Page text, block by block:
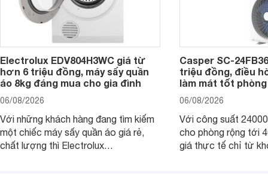
Electrolux EDV804H3WC giá từ
hơn 6 triệu đồng, máy sấy quần
áo 8kg đáng mua cho gia đình
06/08/2026
Với những khách hàng đang tìm kiếm
một chiếc máy sấy quần áo giá rẻ,
chất lượng thì Electrolux
Casper SC-
triệu đồng, điều
làm mát tốt phòng
06/08/2026
Với công suất
cho phòng rộng tới
giá thực tế chỉ từ